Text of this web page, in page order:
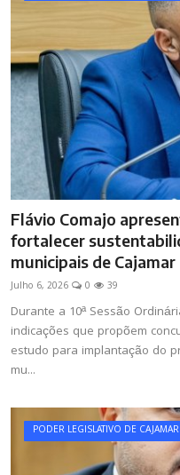
Flávio Comajo
fortalecer
municipais de Cajamar
Julho 6, 2026 0 39
Durante a 10ª Sessão
indicações que propõem
estudo para implantação do
mu...
PODER LEGISLATIVO DE CAJAMAR